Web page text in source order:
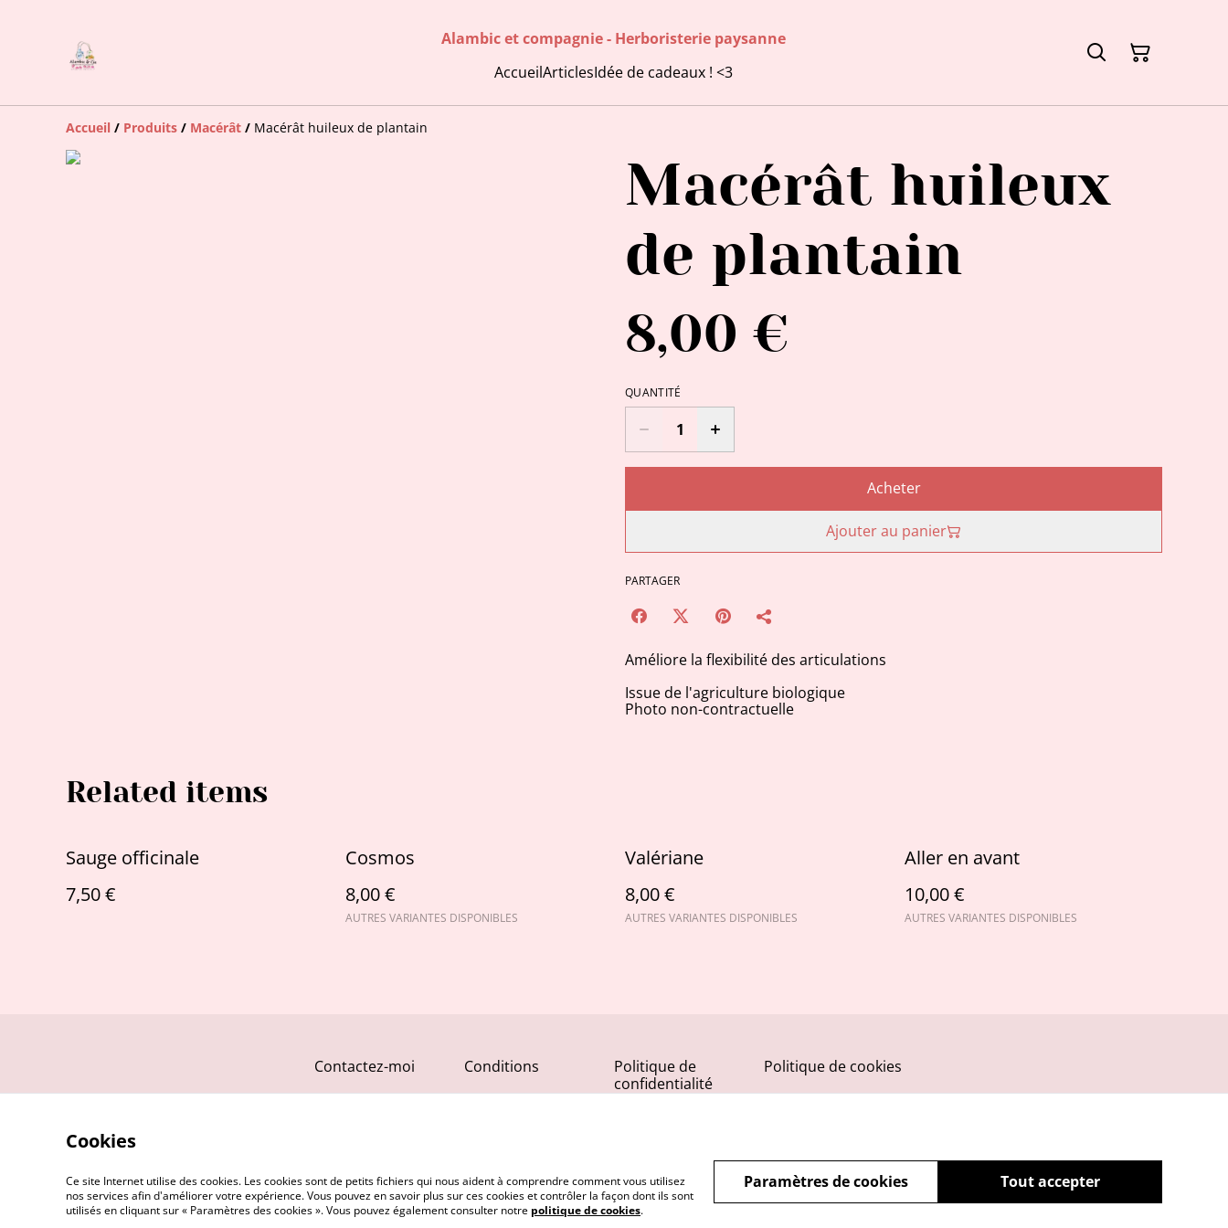
Alambic et compagnie - Herboristerie paysanne
AccueilArticlesIdée de cadeaux ! <3
Accueil / Produits / Macérât / Macérât huileux de plantain
Macérât huileux
de plantain
8,00 €
QUANTITÉ
Acheter
Ajouter au panier
PARTAGER
Améliore la flexibilité des articulations
Issue de l'agriculture biologique
Photo non-contractuelle
Related items
Sauge officinale
7,50 €
Cosmos
8,00 €
AUTRES VARIANTES DISPONIBLES
Valériane
8,00 €
AUTRES VARIANTES DISPONIBLES
Aller en avant
10,00 €
AUTRES VARIANTES DISPONIBLES
Contactez-moi Conditions
Politique de
confidentialité
Politique de cookies
©2026 Alambic et compagnie - Herboristerie paysanne
Cookies
Ce site Internet utilise des cookies. Les cookies sont de petits fichiers qui nous aident à comprendre comment vous utilisez
nos services afin d'améliorer votre expérience. Vous pouvez en savoir plus sur ces cookies et contrôler la façon dont ils sont
utilisés en cliquant sur « Paramètres des cookies ». Vous pouvez également consulter notre politique de cookies.
Tout accepter
Paramètres de cookies